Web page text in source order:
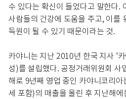
수 있다는 확신이 들었다고 말한다.
사람들의 건강에 도움을 주고, 이를
득원이 될 수 있기 때문이라는 것.
카야니는 지난 2010년 한국 지사 ‘
성)를 설립했다. 공정거래위원회 사
해로 9년째 영업 중인 카야니코리
세 포함)의 매출을 올린 후 지난해